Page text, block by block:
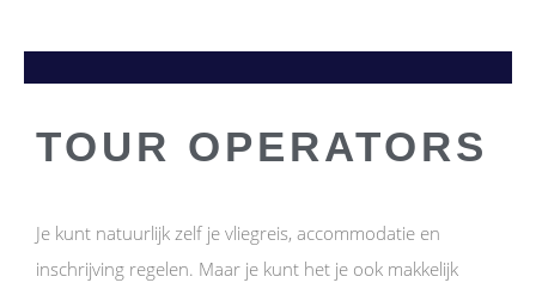
TOUR OPERATORS
Je kunt natuurlijk zelf je vliegreis, accommodatie en
inschrijving regelen. Maar je kunt het je ook makkelijk